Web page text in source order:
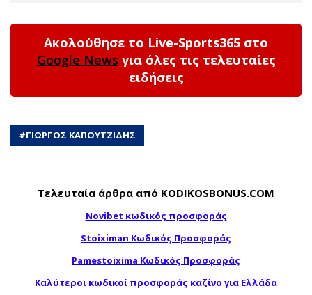
Ακολούθησε το Live-Sports365 στο
Google News για όλες τις τελευταίες
ειδήσεις
#ΓΙΩΡΓΟΣ ΚΑΠΟΥΤΖΙΔΗΣ
Τελευταία άρθρα από KODIKOSBONUS.COM
Novibet κωδικός προσφοράς
Stoiximan Κωδικός Προσφοράς
Pamestoixima Κωδικός Προσφοράς
Καλύτεροι κωδικοί προσφοράς καζίνο για Ελλάδα